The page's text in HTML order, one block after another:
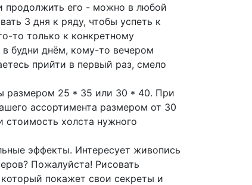
продолжить его - можно в любой
3 дня к ряду, чтобы успеть к
то только к конкретному
будни днём, кому-то вечером
прийти в первый раз, смело
размером 25 * 35 или 30 * 40. При
ассортимента размером от 30
стоимость холста нужного
эффекты. Интересует живопись
Пожалуйста! Рисовать
покажет свои секреты и